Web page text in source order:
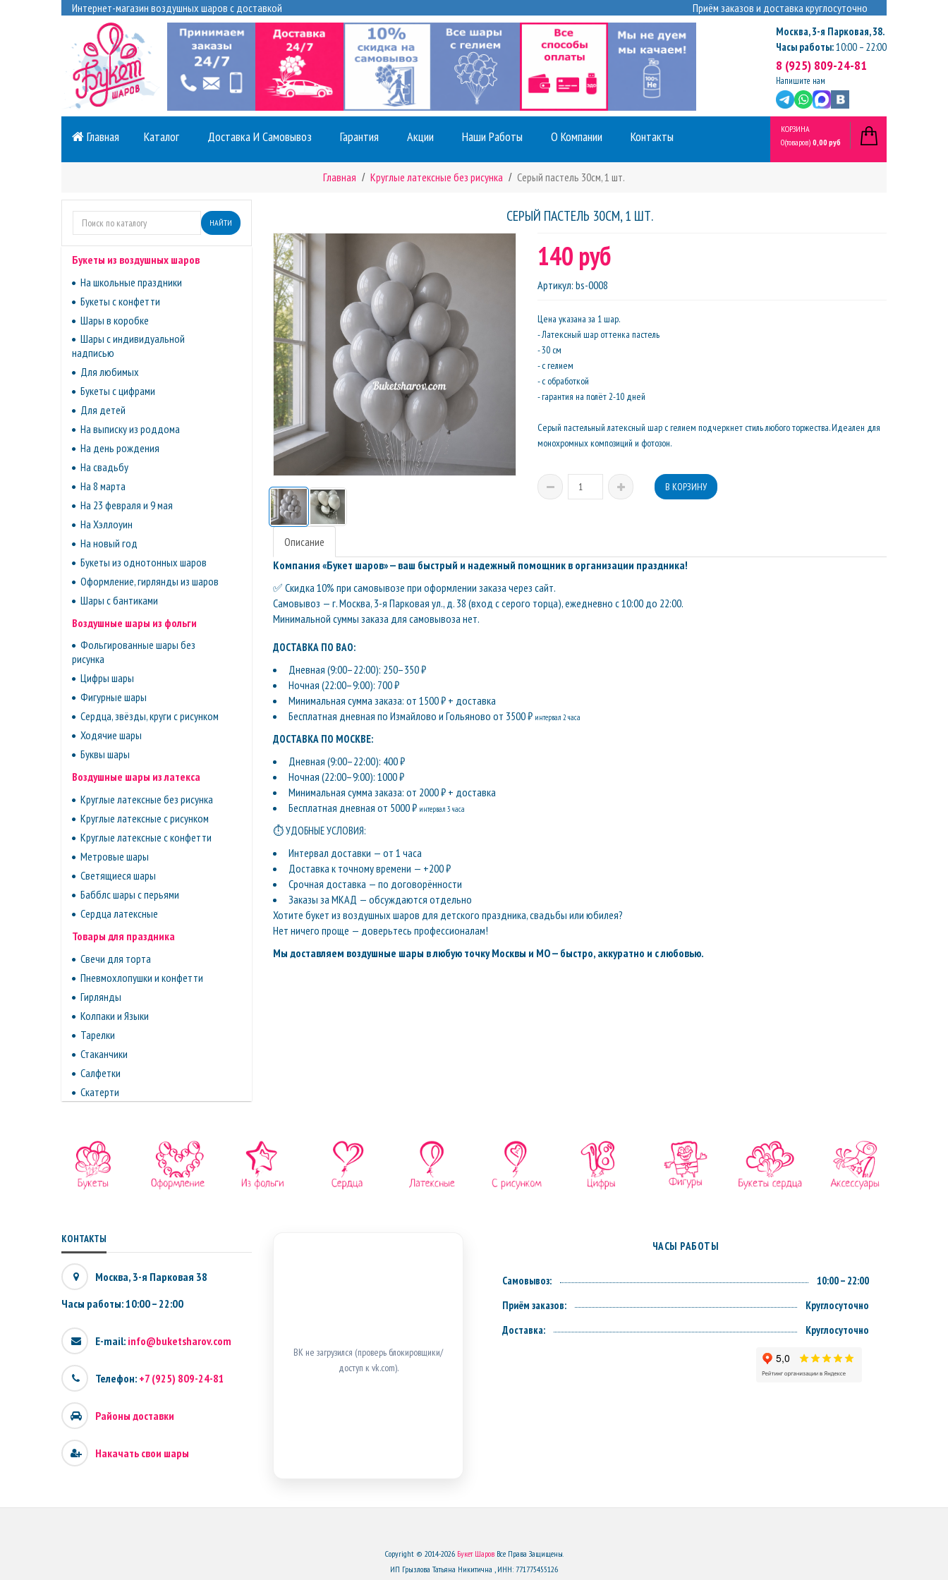
Интернет-магазин воздушных шаров с доставкой Приём заказов и доставка круглосуточно
Москва,3-я Парковая, 38.
Часы работы:10:00 – 22:00
8 (925) 809-24-81
Напишите нам
Главная Каталог Доставка И Самовывоз Гарантия Акции Наши Работы О Компании Контакты
КОРЗИНА
0(товаров) 0,00 руб
Главная Круглые латексные без рисунка Серый пастель 30см, 1 шт.
НАЙТИ
Букеты из воздушных шаров
На школьные праздники
Букеты с конфетти
Шары в коробке
Шары с индивидуальной
надписью
Для любимых
Букеты с цифрами
Для детей
На выписку из роддома
На день рождения
На свадьбу
На 8 марта
На 23 февраля и 9 мая
На Хэллоуин
На новый год
Букеты из однотонных шаров
Оформление, гирлянды из шаров
Шары с бантиками
Воздушные шары из фольги
Фольгированные шары без
рисунка
Цифры шары
Фигурные шары
Сердца, звёзды, круги с рисунком
Ходячие шары
Буквы шары
Воздушные шары из латекса
Круглые латексные без рисунка
Круглые латексные с рисунком
Круглые латексные с конфетти
Метровые шары
Светящиеся шары
Бабблс шары с перьями
Сердца латексные
Товары для праздника
Свечи для торта
Пневмохлопушки и конфетти
Гирлянды
Колпаки и Языки
Тарелки
Стаканчики
Салфетки
Скатерти
СЕРЫЙ ПАСТЕЛЬ 30СМ, 1 ШТ.
140 руб
Артикул: bs-0008
Цена указана за 1 шар.
- Латексный шар оттенка пастель
- 30 см
- с гелием
- с обработкой
- гарантия на полёт 2-10 дней
Серый пастельный латексный шар с гелием подчеркнет стиль любого торжества. Идеален для
монохромных композиций и фотозон.
Описание
Компания «Букет шаров» — ваш быстрый и надежный помощник в организации праздника!
✅ Скидка 10% при самовывозе при оформлении заказа через сайт.
Самовывоз — г. Москва, 3-я Парковая ул., д. 38 (вход с серого торца), ежедневно с 10:00 до 22:00.
Минимальной суммы заказа для самовывоза нет.
ДОСТАВКА ПО ВАО:
Дневная (9:00–22:00): 250–350 ₽
Ночная (22:00–9:00): 700 ₽
Минимальная сумма заказа: от 1500 ₽ + доставка
Бесплатная дневная по Измайлово и Гольяново от 3500 ₽ интервал 2 часа
ДОСТАВКА ПО МОСКВЕ:
Дневная (9:00–22:00): 400 ₽
Ночная (22:00–9:00): 1000 ₽
Минимальная сумма заказа: от 2000 ₽ + доставка
Бесплатная дневная от 5000 ₽ интервал 3 часа
⏱ УДОБНЫЕ УСЛОВИЯ:
Интервал доставки — от 1 часа
Доставка к точному времени — +200 ₽
Срочная доставка — по договорённости
Заказы за МКАД — обсуждаются отдельно
Хотите букет из воздушных шаров для детского праздника, свадьбы или юбилея?
Нет ничего проще — доверьтесь профессионалам!
Мы доставляем воздушные шары в любую точку Москвы и МО — быстро, аккуратно и с любовью.
КОНТАКТЫ
Москва, 3-я Парковая 38
Часы работы: 10:00 – 22:00
E-mail: info@buketsharov.com
Телефон: +7 (925) 809-24-81
Районы доставки
Накачать свои шары
ВК не загрузился (проверь блокировщики/
доступ к vk.com).
ЧАСЫ РАБОТЫ
Самовывоз:
10:00 – 22:00
Приём заказов:
Круглосуточно
Доставка:
Круглосуточно
Copyright © 2014-2026 Букет ШаровВсе Права Защищены.
ИП Грызлова Татьяна Никитична , ИНН: 771775455126